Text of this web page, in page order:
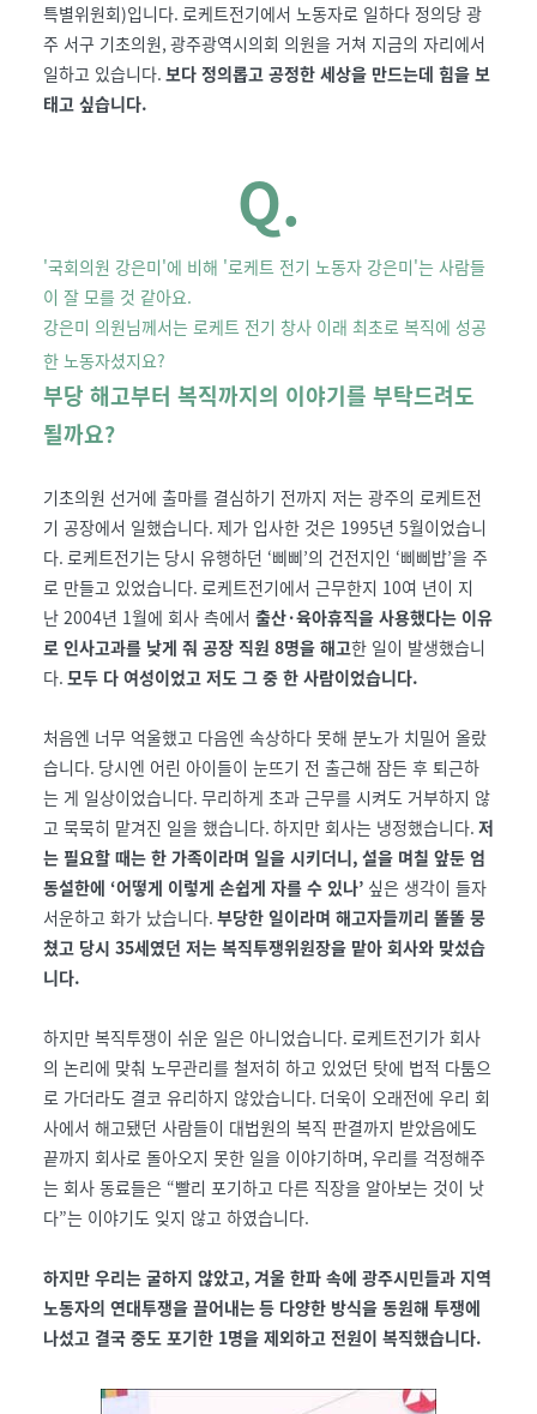
특별위원회)입니다. 로케트전기에서 노동자로 일하다 정의당 광
주 서구 기초의원, 광주광역시의회 의원을 거쳐 지금의 자리에서
일하고 있습니다. 보다 정의롭고 공정한 세상을 만드는데 힘을 보
태고 싶습니다.
Q.
'국회의원 강은미'에 비해 '로케트 전기 노동자 강은미'는 사람들
이 잘 모를 것 같아요.
강은미 의원님께서는 로케트 전기 창사 이래 최초로 복직에 성공
한 노동자셨지요?
부당 해고부터 복직까지의 이야기를 부탁드려도
될까요?
기초의원 선거에 출마를 결심하기 전까지 저는 광주의 로케트전
기 공장에서 일했습니다. 제가 입사한 것은 1995년 5월이었습니
다. 로케트전기는 당시 유행하던 ‘삐삐’의 건전지인 ‘삐삐밥’을 주
로 만들고 있었습니다. 로케트전기에서 근무한지 10여 년이 지
난 2004년 1월에 회사 측에서 출산·육아휴직을 사용했다는 이유
로 인사고과를 낮게 줘 공장 직원 8명을 해고한 일이 발생했습니
다. 모두 다 여성이었고 저도 그 중 한 사람이었습니다.
처음엔 너무 억울했고 다음엔 속상하다 못해 분노가 치밀어 올랐
습니다. 당시엔 어린 아이들이 눈뜨기 전 출근해 잠든 후 퇴근하
는 게 일상이었습니다. 무리하게 초과 근무를 시켜도 거부하지 않
고 묵묵히 맡겨진 일을 했습니다. 하지만 회사는 냉정했습니다. 저
는 필요할 때는 한 가족이라며 일을 시키더니, 설을 며칠 앞둔 엄
동설한에 ‘어떻게 이렇게 손쉽게 자를 수 있나’ 싶은 생각이 들자
서운하고 화가 났습니다. 부당한 일이라며 해고자들끼리 똘똘 뭉
쳤고 당시 35세였던 저는 복직투쟁위원장을 맡아 회사와 맞섰습
니다.
하지만 복직투쟁이 쉬운 일은 아니었습니다. 로케트전기가 회사
의 논리에 맞춰 노무관리를 철저히 하고 있었던 탓에 법적 다툼으
로 가더라도 결코 유리하지 않았습니다. 더욱이 오래전에 우리 회
사에서 해고됐던 사람들이 대법원의 복직 판결까지 받았음에도
끝까지 회사로 돌아오지 못한 일을 이야기하며, 우리를 걱정해주
는 회사 동료들은 “빨리 포기하고 다른 직장을 알아보는 것이 낫
다”는 이야기도 잊지 않고 하였습니다.
하지만 우리는 굴하지 않았고, 겨울 한파 속에 광주시민들과 지역
노동자의 연대투쟁을 끌어내는등 다양한 방식을 동원해 투쟁에
나섰고 결국 중도 포기한 1명을 제외하고 전원이 복직했습니다.